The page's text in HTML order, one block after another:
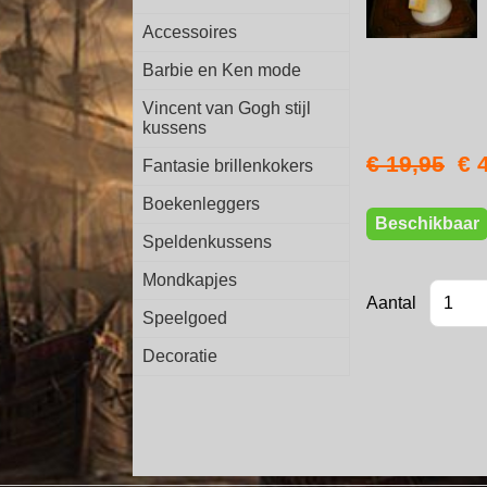
Accessoires
Barbie en Ken mode
Vincent van Gogh stijl
kussens
Fantasie brillenkokers
Boekenleggers
Speldenkussens
Mondkapjes
Speelgoed
Decoratie
€ 19,95 €
Beschikbaar
Aantal